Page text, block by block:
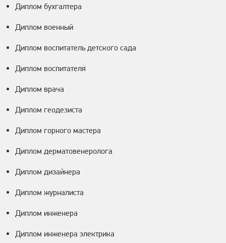
Диплом бухгалтера
Диплом военный
Диплом воспитатель детского сада
Диплом воспитателя
Диплом врача
Диплом геодезиста
Диплом горного мастера
Диплом дерматовенеролога
Диплом дизайнера
Диплом журналиста
Диплом инженера
Диплом инженера электрика